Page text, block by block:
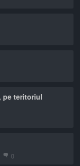
pe teritoriul
0